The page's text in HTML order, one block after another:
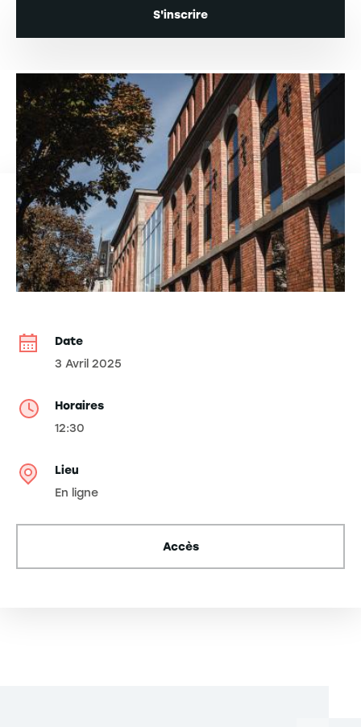
S'inscrire
Date
3 Avril 2025
Horaires
12:30
Lieu
En ligne
Accès